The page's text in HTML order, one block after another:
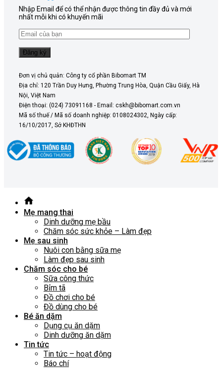
Nhập Email để có thể nhận được thông tin đầy đủ và mới
nhất mỗi khi có khuyến mãi
Đơn vị chủ quản: Công ty cổ phần Bibomart TM
Địa chỉ: 120 Trần Duy Hưng, Phường Trung Hòa, Quận Cầu Giấy, Hà
Nội, Việt Nam
Điện thoại: (024) 73091168 - Email: cskh@bibomart.com.vn
Mã số thuế / Mã số doanh nghiệp: 0108024302, Ngày cấp:
16/10/2017, Sở KHĐTHN
Mẹ mang thai
Dinh dưỡng mẹ bầu
Chăm sóc sức khỏe – Làm đẹp
Mẹ sau sinh
Nuôi con bằng sữa mẹ
Làm đẹp sau sinh
Chăm sóc cho bé
Sữa công thức
Bỉm tã
Đồ chơi cho bé
Đồ dùng cho bé
Bé ăn dặm
Dụng cụ ăn dặm
Dinh dưỡng ăn dặm
Tin tức
Tin tức – hoạt động
Báo chí